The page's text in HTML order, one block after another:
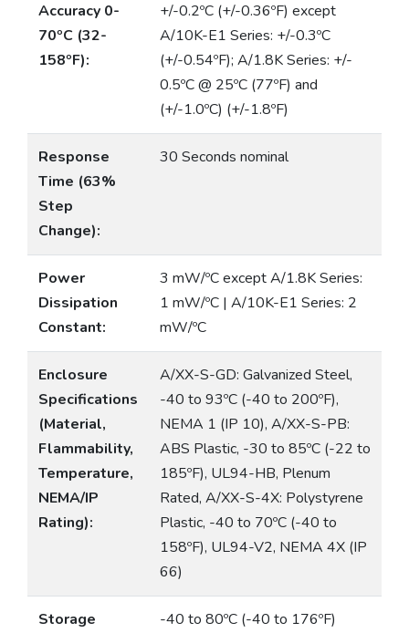
Accuracy 0-
70ºC (32-
158ºF):
+/-0.2ºC (+/-0.36ºF) except
A/10K-E1 Series: +/-0.3ºC
(+/-0.54ºF); A/1.8K Series: +/-
0.5ºC @ 25ºC (77ºF) and
(+/-1.0ºC) (+/-1.8ºF)
Response
Time (63%
Step
Change):
30 Seconds nominal
Power
Dissipation
Constant:
3 mW/ºC except A/1.8K Series:
1 mW/ºC | A/10K-E1 Series: 2
mW/ºC
Enclosure
Specifications
(Material,
Flammability,
Temperature,
NEMA/IP
Rating):
A/XX-S-GD: Galvanized Steel,
-40 to 93ºC (-40 to 200ºF),
NEMA 1 (IP 10), A/XX-S-PB:
ABS Plastic, -30 to 85ºC (-22 to
185ºF), UL94-HB, Plenum
Rated, A/XX-S-4X: Polystyrene
Plastic, -40 to 70ºC (-40 to
158ºF), UL94-V2, NEMA 4X (IP
66)
Storage
-40 to 80ºC (-40 to 176ºF)